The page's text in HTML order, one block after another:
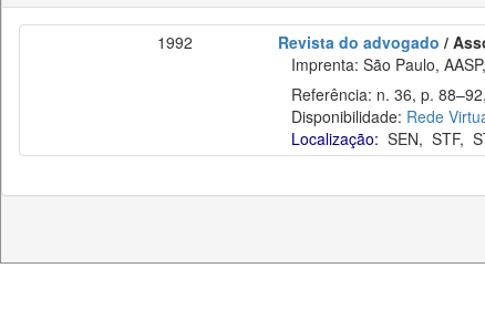
1992 Revista do advogado /
Imprenta: São Paulo,
Referência: n. 36, p.
Disponibilidade: Rede
Localização: SEN, STF,